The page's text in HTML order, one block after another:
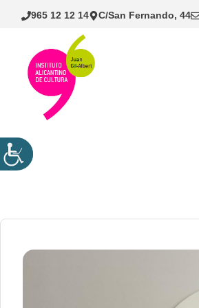
Saltar
965 12 12 14 C/San Fernando, 44